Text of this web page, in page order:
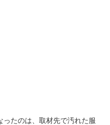
たのは、取材先で汚れた服